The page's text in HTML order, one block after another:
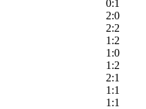
0:1
2:0
2:2
1:2
1:0
1:2
2:1
1:1
1:1